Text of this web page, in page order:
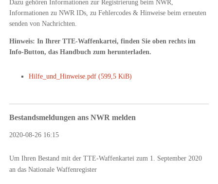
Dazu gehören Informationen zur Registrierung beim NWR,
Informationen zu NWR IDs, zu Fehlercodes & Hinweise beim erneuten
senden von Nachrichten.
Hinweis: In Ihrer TTE-Waffenkartei, finden Sie oben rechts im
Info-Button, das Handbuch zum herunterladen.
Hilfe_und_Hinweise.pdf(599,5 KiB)
Bestandsmeldungen ans NWR melden
2020-08-26 16:15
Um Ihren Bestand mit der TTE-Waffenkartei zum 1. September 2020
an das Nationale Waffenregister